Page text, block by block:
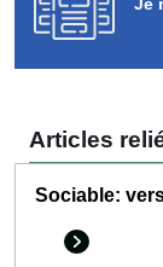
Je
Articles
Sociable: